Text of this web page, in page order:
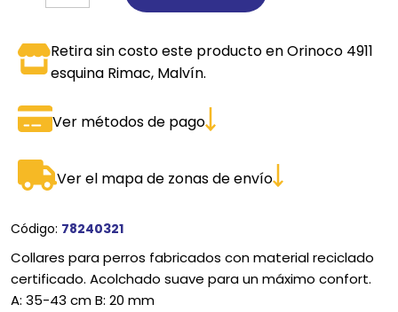
Retira sin costo este producto en Orinoco 4911
esquina Rimac, Malvín.
Ver métodos de pago
Ver el mapa de zonas de envío
Código: 78240321
Collares para perros fabricados con material reciclado
certificado. Acolchado suave para un máximo confort.
A: 35-43 cm B: 20 mm